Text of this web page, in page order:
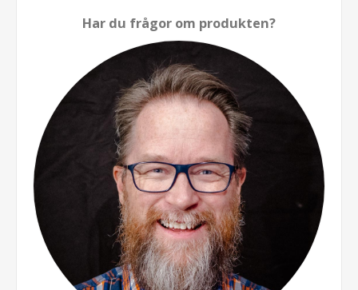
Har du frågor om produkten?